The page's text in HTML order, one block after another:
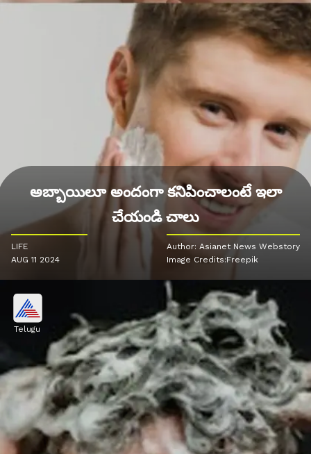
అబ్బాయిలూ అందంగా కనిపించాలంటే ఇలా
చేయండి చాలు
LIFE
AUG 11 2024
Author: Asianet News Webstory
Image Credits:Freepik
Telugu